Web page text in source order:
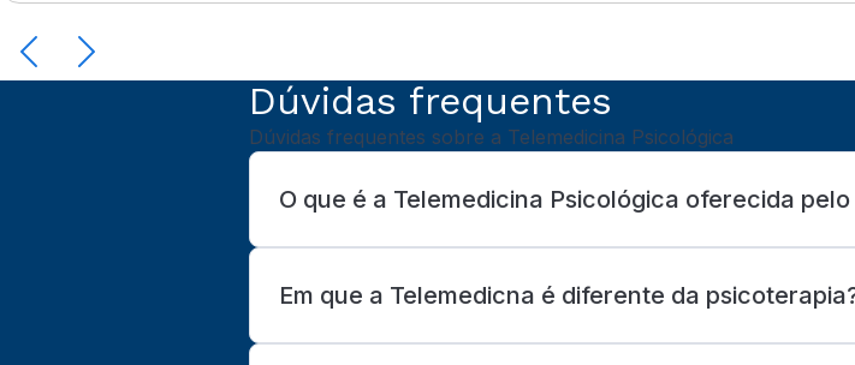
Dúvidas frequentes
Dúvidas frequentes sobre a Telemedicina Psicológica
O que é a Telemedicina Psicológica oferecida pelo
Em que a Telemedicna é diferente da